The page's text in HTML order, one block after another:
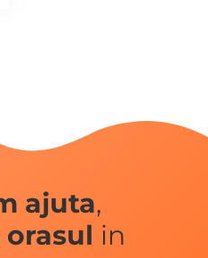
ajuta,
orasul in